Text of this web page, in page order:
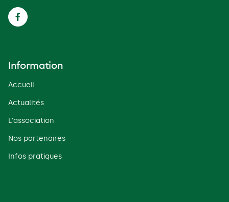

Information
Accueil
Actualités
L'association
Nos partenaires
Infos pratiques